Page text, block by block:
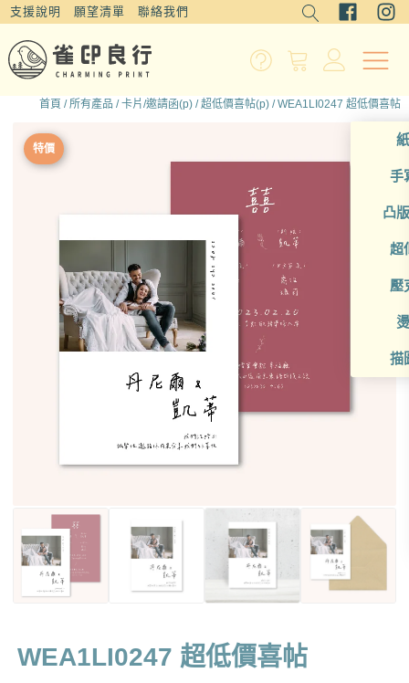
支援說明 願望清單 聯絡我們
手
凸
超
壓
描
首頁 /所有產品 /卡片/邀請函(p) /超低價喜帖(p) / WEA1LI0247 超低價喜帖
特價
WEA1LI0247 超低價喜帖